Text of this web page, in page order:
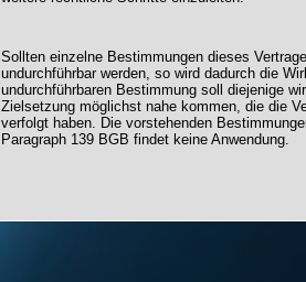
Sollten einzelne Bestimmungen dieses
undurchführbar werden, so wird dadurch die
undurchführbaren Bestimmung soll diejenige
Zielsetzung möglichst nahe kommen, die die
verfolgt haben. Die vorstehenden
Paragraph 139 BGB findet keine Anwendung.